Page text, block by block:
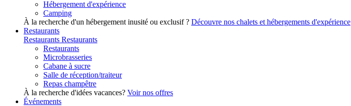
Hébergement d'expérience
Camping
À la recherche d'un hébergement inusité ou exclusif ? Découvre nos chalets et hébergements d'expérience
Restaurants
Restaurants Restaurants
Restaurants
Microbrasseries
Cabane à sucre
Salle de réception/traiteur
Repas champêtre
À la recherche d'idées vacances? Voir nos offres
Événements